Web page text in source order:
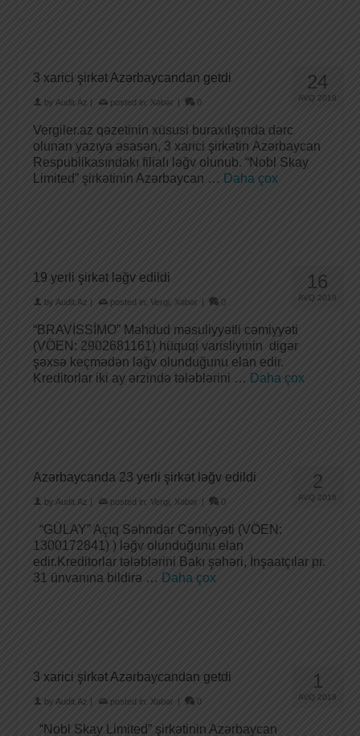
24
AVQ 2018
3 xarici şirkət Azərbaycandan getdi
by Audit.Az | posted in: Xəbər | 0
Vergiler.az qəzetinin xüsusi buraxılışında dərc
olunan yazıya əsasən, 3 xarici şirkətin Azərbaycan
Respublikasındakı filialı ləğv olunub. “Nobl Skay
Limited” şirkətinin Azərbaycan … Daha çox
16
AVQ 2018
19 yerli şirkət ləğv edildi
by Audit.Az | posted in: Vergi Xəbər | 0
“BRAVİSSİMO” Məhdud məsuliyyətli cəmiyyəti
(VÖEN: 2902681161) hüquqi varisliyinin digər
şəxsə keçmədən ləğv olunduğunu elan edir.
Kreditorlar iki ay ərzində tələblərini … Daha çox
2
AVQ 2018
Azərbaycanda 23 yerli şirkət ləğv edildi
by Audit.Az | posted in: Vergi Xəbər | 0
“GÜLAY” Açıq Səhmdar Cəmiyyəti (VÖEN:
1300172841) ) ləğv olunduğunu elan
edir.Kreditorlar tələblərini Bakı şəhəri, İnşaatçılar pr.
31 ünvanına bildirə … Daha çox
1
AVQ 2018
3 xarici şirkət Azərbaycandan getdi
by Audit.Az | posted in: Xəbər | 0
“Nobl Skay Limited” şirkətinin Azərbaycan